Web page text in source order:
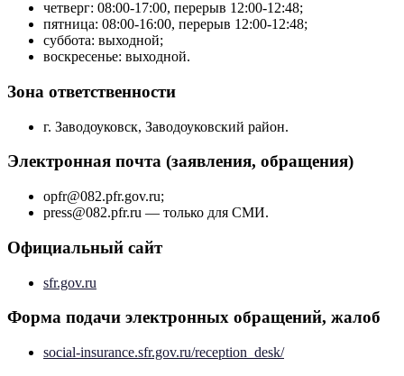
четверг: 08:00-17:00, перерыв 12:00-12:48;
пятница: 08:00-16:00, перерыв 12:00-12:48;
суббота: выходной;
воскресенье: выходной.
Зона ответственности
г. Заводоуковск, Заводоуковский район.
Электронная почта (заявления, обращения)
opfr@082.pfr.gov.ru;
press@082.pfr.ru — только для СМИ.
Официальный сайт
sfr.gov.ru
Форма подачи электронных обращений, жалоб
social-insurance.sfr.gov.ru/reception_desk/